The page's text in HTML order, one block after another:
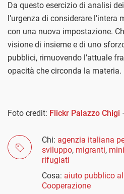
Da questo esercizio di analisi
l’urgenza di considerare
con una nuova impostazione.
visione di insieme e di uno
pubblici, rimuovendo l’attuale
opacità che circonda la materia.
Foto credit: Flickr Palazzo Chigi
Chi: agenzia italiana
sviluppo, migranti,
rifugiati
Cosa: aiuto pubblico
Cooperazione